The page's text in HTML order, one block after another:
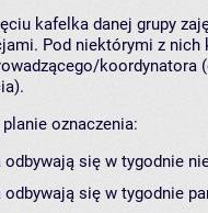
kafelka danej grupy
Pod niektórymi z nich
koordynatora
planie oznaczenia:
odbywają się w tygodnie
odbywają się w tygodnie